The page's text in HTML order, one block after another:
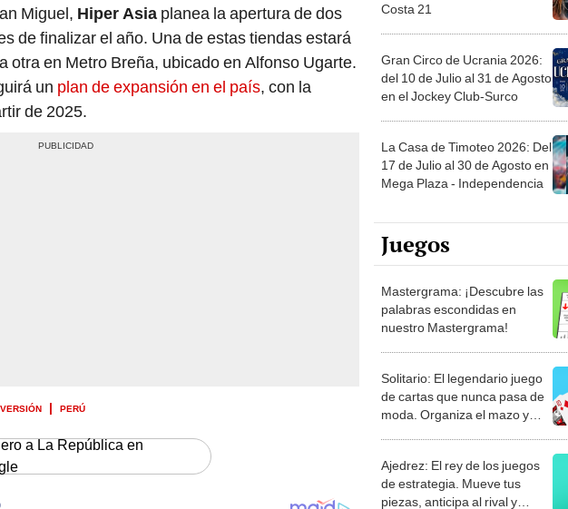
Miguel, Hiper Asia planea la apertura de dos
de finalizar el año. Una de estas tiendas estará
otra en Metro Breña, ubicado en Alfonso Ugarte.
un plan de expansión en el país, con la
de 2025.
PERÚ
a La República en
Costa 21
Gran Circo de Ucrania 2026:
del 10 de Julio al 31 de Agosto
en el Jockey Club-Surco
La Casa de Timoteo 2026: Del
17 de Julio al 30 de Agosto en
Mega Plaza - Independencia
Juegos
Mastergrama: ¡Descubre las
palabras escondidas en
nuestro Mastergrama!
Solitario: El legendario juego
de cartas que nunca pasa de
moda. Organiza el mazo y
Ajedrez: El rey de los juegos
de estrategia. Mueve tus
piezas, anticipa al rival y